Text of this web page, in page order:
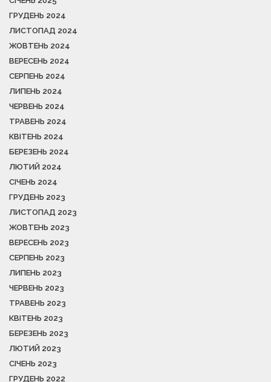
ГРУДЕНЬ 2024
ЛИСТОПАД 2024
ЖОВТЕНЬ 2024
ВЕРЕСЕНЬ 2024
СЕРПЕНЬ 2024
ЛИПЕНЬ 2024
ЧЕРВЕНЬ 2024
ТРАВЕНЬ 2024
КВІТЕНЬ 2024
БЕРЕЗЕНЬ 2024
ЛЮТИЙ 2024
СІЧЕНЬ 2024
ГРУДЕНЬ 2023
ЛИСТОПАД 2023
ЖОВТЕНЬ 2023
ВЕРЕСЕНЬ 2023
СЕРПЕНЬ 2023
ЛИПЕНЬ 2023
ЧЕРВЕНЬ 2023
ТРАВЕНЬ 2023
КВІТЕНЬ 2023
БЕРЕЗЕНЬ 2023
ЛЮТИЙ 2023
СІЧЕНЬ 2023
ГРУДЕНЬ 2022